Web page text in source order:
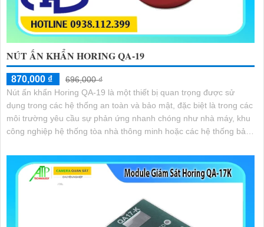
NÚT ẤN KHẨN HORING QA-19
870,000 ₫
696,000 ₫
Nút ấn khẩn Horing QA-19 là một thiết bị quan trọng được sử
dụng trong các hệ thống an toàn và bảo mật, đặc biệt là trong các
môi trường yêu cầu sự phản ứng nhanh chóng như nhà máy, khu
công nghiệp hệ thống tòa nhà thông minh hoặc các hệ thống bảo